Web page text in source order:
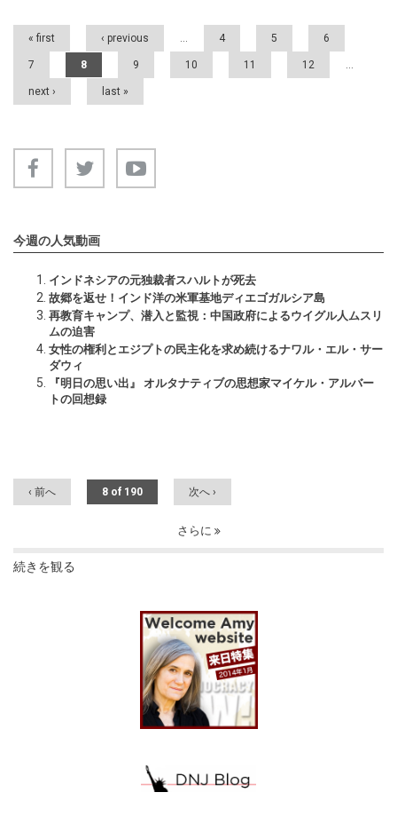
« first ‹ previous … 4 5 6
7 8 9 10 11 12 …
next › last »
今週の人気動画
インドネシアの元独裁者スハルトが死去
故郷を返せ！インド洋の米軍基地ディエゴガルシア島
再教育キャンプ、潜入と監視：中国政府によるウイグル人ムスリ
ムの迫害
女性の権利とエジプトの民主化を求め続けるナワル・エル・サー
ダウィ
『明日の思い出』 オルタナティブの思想家マイケル・アルバー
トの回想録
‹ 前へ 8 of 190 次へ ›
さらに
続きを観る